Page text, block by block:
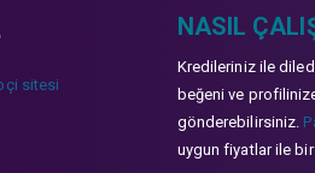
sitesi
NASIL
Kredileriniz ile
beğeni ve
gönderebilirsiniz.
uygun fiyatlar ile